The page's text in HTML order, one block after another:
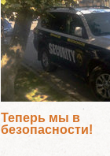
Теперь мы в
безопасности!